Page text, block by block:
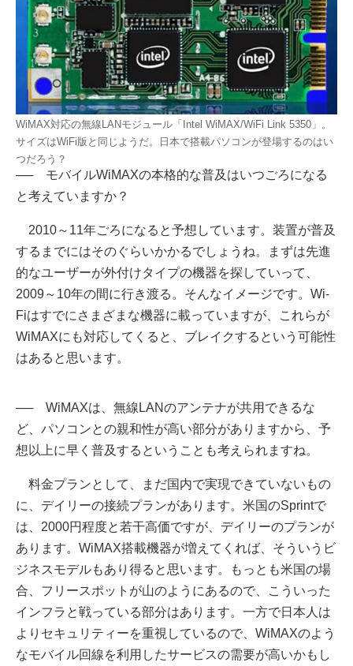
WiMAX対応の無線LANモジュール「Intel WiMAX/WiFi Link 5350」。
サイズはWiFi版と同じようだ。日本で搭載パソコンが登場するのはい
つだろう？
── モバイルWiMAXの本格的な普及はいつごろになる
と考えていますか？
2010～11年ごろになると予想しています。装置が普及
するまでにはそのぐらいかかるでしょうね。まずは先進
的なユーザーが外付けタイプの機器を探していって、
2009～10年の間に行き渡る。そんなイメージです。Wi-
Fiはすでにさまざまな機器に載っていますが、これらが
WiMAXにも対応してくると、ブレイクするという可能性
はあると思います。
── WiMAXは、無線LANのアンテナが共用できるな
ど、パソコンとの親和性が高い部分がありますから、予
想以上に早く普及するということも考えられますね。
料金プランとして、まだ国内で実現できていないもの
に、デイリーの接続プランがあります。米国のSprintで
は、2000円程度と若干高価ですが、デイリーのプランが
あります。WiMAX搭載機器が増えてくれば、そういうビ
ジネスモデルもあり得ると思います。もっとも米国の場
合、フリースポットが山のようにあるので、こういった
インフラと戦っている部分はあります。一方で日本人は
よりセキュリティーを重視しているので、WiMAXのよう
なモバイル回線を利用したサービスの需要が高いかもし